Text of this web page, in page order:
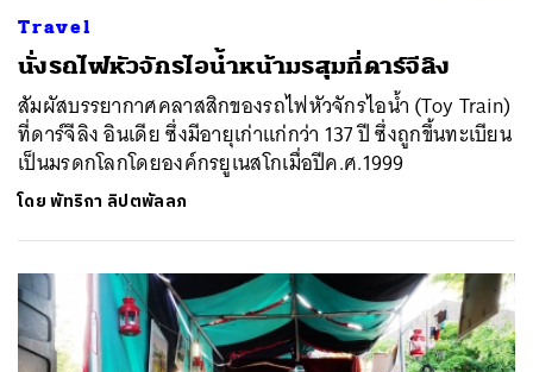
Travel
นั่งรถไฟหัวจักรไอน้ำหน้ามรสุมที่ดาร์จีลิง
สัมผัสบรรยากาศคลาสสิกของรถไฟหัวจักรไอน้ำ (Toy Train)
ที่ดาร์จีลิง อินเดีย ซึ่งมีอายุเก่าแก่กว่า 137 ปี ซึ่งถูกขึ้นทะเบียน
เป็นมรดกโลกโดยองค์กรยูเนสโกเมื่อปีค.ศ.1999
โดยพัทริกา ลิปตพัลลภ